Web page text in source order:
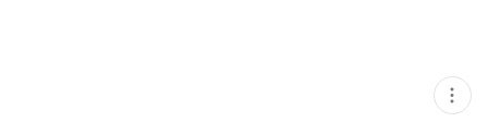
현
재